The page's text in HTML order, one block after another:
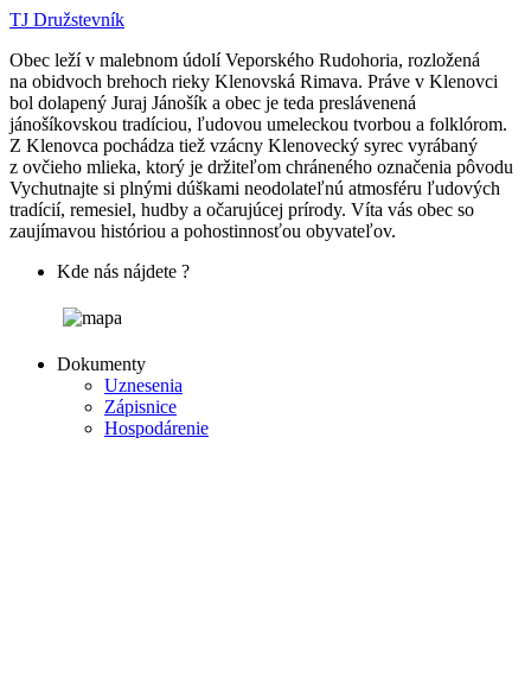
TJ Družstevník
Obec leží v malebnom údolí Veporského Rudohoria, rozložená
na obidvoch brehoch rieky Klenovská Rimava. Práve v Klenovci
bol dolapený Juraj Jánošík a obec je teda preslávenená
jánošíkovskou tradíciou, ľudovou umeleckou tvorbou a folklórom.
Z Klenovca pochádza tiež vzácny Klenovecký syrec vyrábaný
z ovčieho mlieka, ktorý je držiteľom chráneného označenia pôvodu
Vychutnajte si plnými dúškami neodolateľnú atmosféru ľudových
tradícií, remesiel, hudby a očarujúcej prírody. Víta vás obec so
zaujímavou históriou a pohostinnosťou obyvateľov.
Kde nás nájdete ?
Dokumenty
Uznesenia
Zápisnice
Hospodárenie